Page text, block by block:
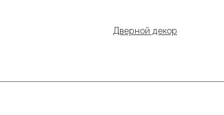
Дверной декор